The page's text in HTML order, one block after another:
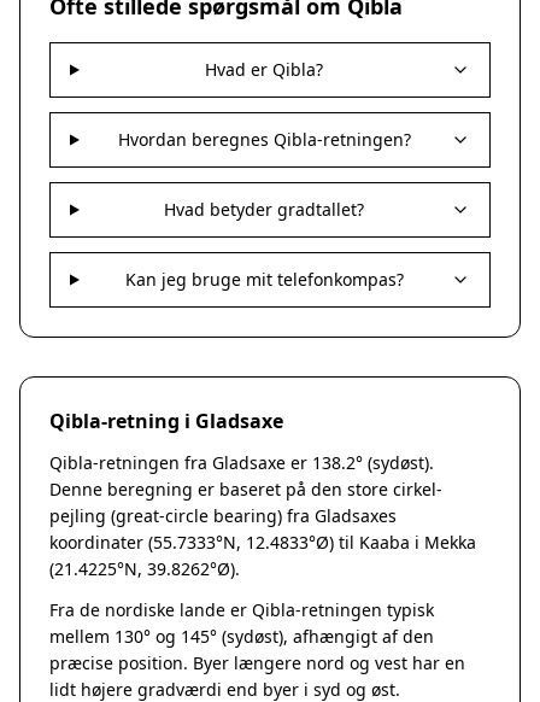
Nykøbing Sjælland
Præstø
Sorø
Stege
Svendstrup
Vordingborg
Assens
Bogense
Faaborg
Kerteminde
Middelfart
Munkebo
Ringe
Rudkøbing
Ebeltoft
Galten
Grenaa
Hedensted
Hinnerup
Hobro
Ofte stillede spørgsmål om Qibla
Hvad er Qibla?
Hvordan beregnes Qibla-retningen?
Hvad betyder gradtallet?
Kan jeg bruge mit telefonkompas?
Qibla-retning i Gladsaxe
Qibla-retningen fra Gladsaxe er 138.2° (sydøst).
Denne beregning er baseret på den store cirkel-
pejling (great-circle bearing) fra Gladsaxes
koordinater (55.7333°N, 12.4833°Ø) til Kaaba i Mekka
(21.4225°N, 39.8262°Ø).
Fra de nordiske lande er Qibla-retningen typisk
mellem 130° og 145° (sydøst), afhængigt af den
præcise position. Byer længere nord og vest har en
lidt højere gradværdi end byer i syd og øst.